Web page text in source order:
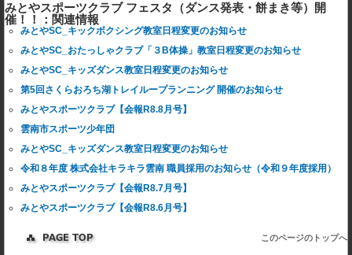
みとやスポーツクラブ フェスタ（ダンス発表・餅まき等）開
催！！：関連情報
みとやSC_キックボクシング教室日程変更のお知らせ
みとやSC_おたっしゃクラブ「３B体操」教室日程変更のお知らせ
みとやSC_キッズダンス教室日程変更のお知らせ
第5回さくらおろち湖トレイループランニング 開催のお知らせ
みとやスポーツクラブ【会報R8.8月号】
雲南市スポーツ少年団
みとやSC_キッズダンス教室日程変更のお知らせ
令和８年度 株式会社キラキラ雲南 職員採用のお知らせ（令和９年度採用）
みとやスポーツクラブ【会報R8.7月号】
みとやスポーツクラブ【会報R8.6月号】
このページのトップへ